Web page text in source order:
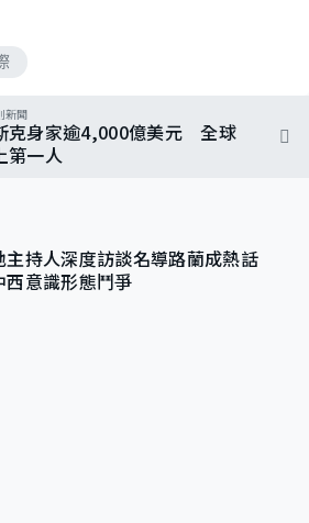
新聞
克身家逾4,000億美元 全球
第一人
主持人深度訪談名導路蘭成熱話
西意識形態鬥爭